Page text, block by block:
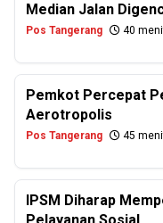
Median Jalan
Pos Tangerang 40
Pemkot Percepat
Aerotropolis
Pos Tangerang 45
IPSM Diharap